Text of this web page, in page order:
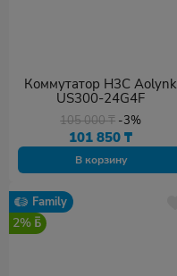
Коммутатор H3C Aolynk
US300-24G4F
105 000₸ -3%
101 850₸
В корзину
Family
2%